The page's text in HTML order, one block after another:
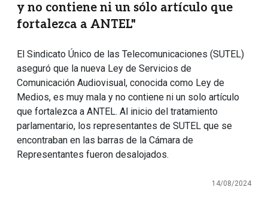
y no contiene ni un sólo artículo que
fortalezca a ANTEL"
El Sindicato Único de las Telecomunicaciones (SUTEL)
aseguró que la nueva Ley de Servicios de
Comunicación Audiovisual, conocida como Ley de
Medios, es muy mala y no contiene ni un solo artículo
que fortalezca a ANTEL. Al inicio del tratamiento
parlamentario, los representantes de SUTEL que se
encontraban en las barras de la Cámara de
Representantes fueron desalojados.
14/08/2024